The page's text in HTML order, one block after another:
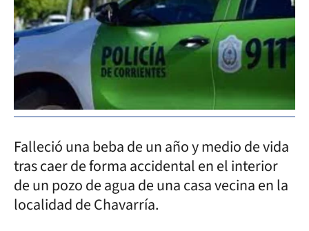
Falleció una beba de un año y medio de vida
tras caer de forma accidental en el interior
de un pozo de agua de una casa vecina en la
localidad de Chavarría.